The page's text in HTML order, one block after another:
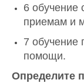
6 обучение
приемам и
7 обучение
помощи.
Определите